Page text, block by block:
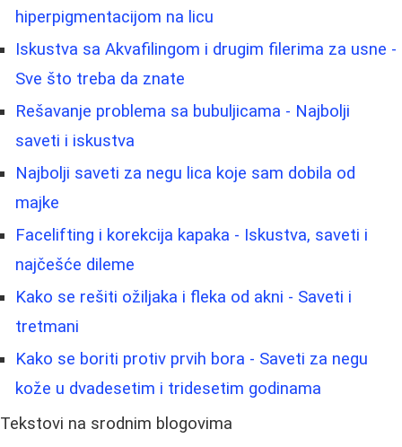
hiperpigmentacijom na licu
Iskustva sa Akvafilingom i drugim filerima za usne -
Sve što treba da znate
Rešavanje problema sa bubuljicama - Najbolji
saveti i iskustva
Najbolji saveti za negu lica koje sam dobila od
majke
Facelifting i korekcija kapaka - Iskustva, saveti i
najčešće dileme
Kako se rešiti ožiljaka i fleka od akni - Saveti i
tretmani
Kako se boriti protiv prvih bora - Saveti za negu
kože u dvadesetim i tridesetim godinama
Tekstovi na srodnim blogovima